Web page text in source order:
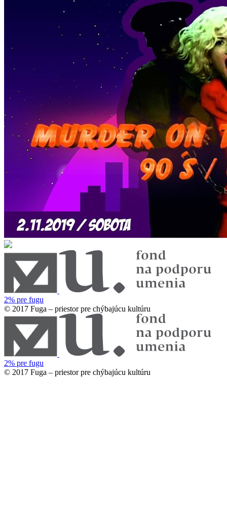
2% pre fugu
© 2017 Fuga – priestor pre chýbajúcu kultúru
2% pre fugu
© 2017 Fuga – priestor pre chýbajúcu kultúru